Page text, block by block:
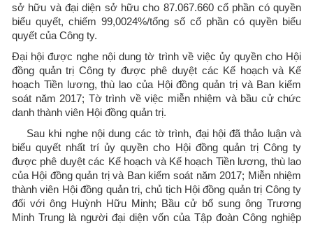
sở hữu và đại diện sở hữu cho 87.067.660 cổ phần có quyền
biểu quyết, chiếm 99,0024%/tổng số cổ phần có quyền biểu
quyết của Công ty.
Đại hội được nghe nội dung tờ trình về việc ủy quyền cho Hội
đồng quản trị Công ty được phê duyệt các Kế hoạch và Kế
hoạch Tiền lương, thù lao của Hội đồng quản trị và Ban kiểm
soát năm 2017; Tờ trình về việc miễn nhiệm và bầu cử chức
danh thành viên Hội đồng quản trị.
Sau khi nghe nội dung các tờ trình, đại hội đã thảo luận và
biểu quyết nhất trí ủy quyền cho Hội đồng quản trị Công ty
được phê duyệt các Kế hoạch và Kế hoạch Tiền lương, thù lao
của Hội đồng quản trị và Ban kiểm soát năm 2017; Miễn nhiệm
thành viên Hội đồng quản trị, chủ tịch Hội đồng quản trị Công ty
đối với ông Huỳnh Hữu Minh; Bầu cử bổ sung ông Trương
Minh Trung là người đại diện vốn của Tập đoàn Công nghiệp